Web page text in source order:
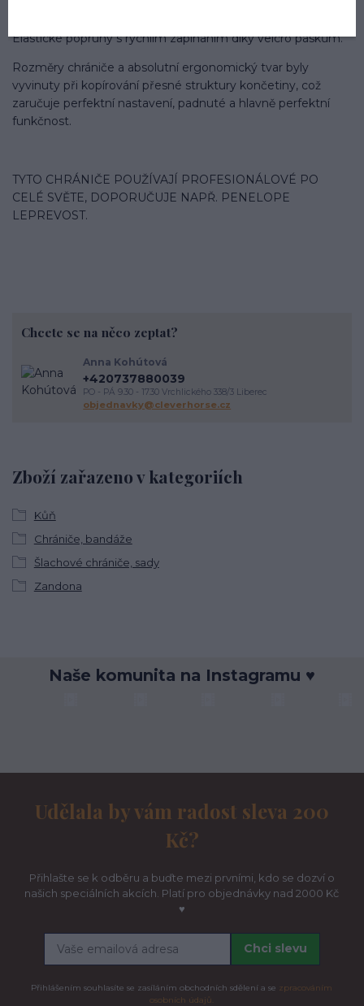
Elastické popruhy s rychlím zapínáním díky velcro páskům.
Rozměry chrániče a absolutní ergonomický tvar byly
vyvinuty při kopírování přesné struktury končetiny, což
zaručuje perfektní nastavení, padnuté a hlavně perfektní
funkčnost.
TYTO CHRÁNIČE POUŽÍVAJÍ PROFESIONÁLOVÉ PO
CELÉ SVĚTE, DOPORUČUJE NAPŘ. PENELOPE
LEPREVOST.
Zboží zařazeno v kategoriích
Kůň
Chrániče, bandáže
Šlachové chrániče, sady
Zandona
Chcete se na něco zeptat?
Anna Kohútová
+420737880039
PO - PÁ 9.30 - 17.30 Vrchlického 338/3 Liberec
objednavky@cleverhorse.cz
Naše komunita na Instagramu ♥
Udělala by vám radost sleva 200
Kč?
Přihlašte se k odběru a buďte mezi prvními, kdo se dozví o
našich speciálních akcích. Platí pro objednávky nad 2000 Kč
♥
Chci slevu
Přihlášením souhlasíte se zasíláním obchodních sdělení a se zpracováním
osobních údajů.